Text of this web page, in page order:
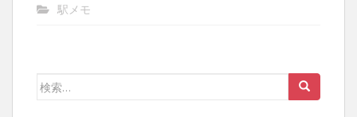
駅メモ
検